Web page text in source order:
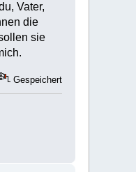
Vater,
die
sie
Gespeichert